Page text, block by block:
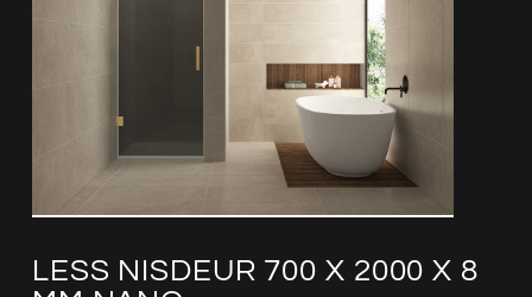
LESS NISDEUR 700 X 2000 X 8